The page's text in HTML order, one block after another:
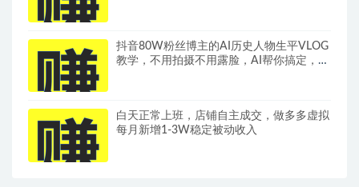
抖音80W粉丝博主的AI历史人物生平VLOG
教学，不用拍摄不用露脸，AI帮你搞定，轻
白天正常上班，店铺自主成交，做多多虚拟
每月新增1-3W稳定被动收入